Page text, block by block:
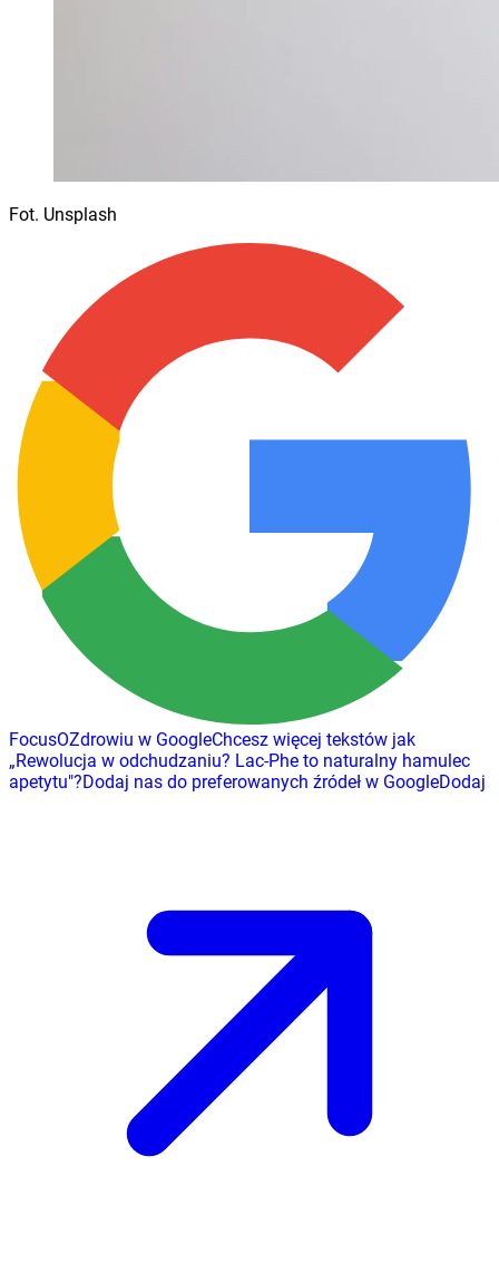
Fot. Unsplash
FocusOZdrowiu w GoogleChcesz więcej tekstów jak
„Rewolucja w odchudzaniu? Lac-Phe to naturalny hamulec
apetytu"?Dodaj nas do preferowanych źródeł w GoogleDodaj